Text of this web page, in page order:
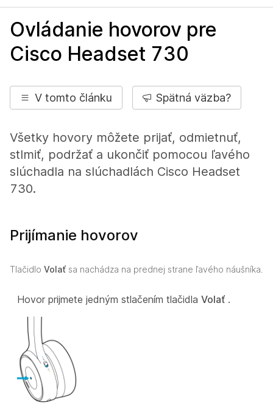
Ovládanie hovorov pre
Cisco Headset 730
V tomto článku Spätná väzba?
Všetky hovory môžete prijať, odmietnuť,
stlmiť, podržať a ukončiť pomocou ľavého
slúchadla na slúchadlách Cisco Headset
730.
Prijímanie hovorov
Tlačidlo Volať sa nachádza na prednej strane ľavého náušníka.
Hovor prijmete jedným stlačením tlačidla Volať .